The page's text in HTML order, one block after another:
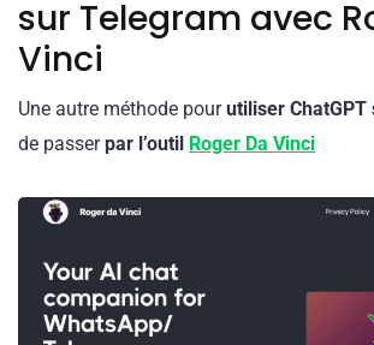
sur Telegram avec
Vinci
Une autre méthode pourutiliser ChatGPT
de passerpar l’outil Roger Da Vinci